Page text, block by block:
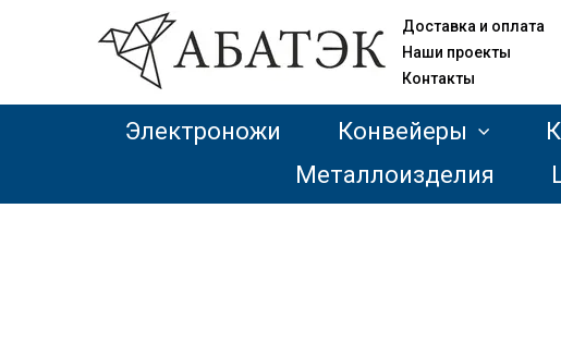
Доставка и оплата
Наши проекты
Контакты
Электроножи Конвейеры
Металлоизделия